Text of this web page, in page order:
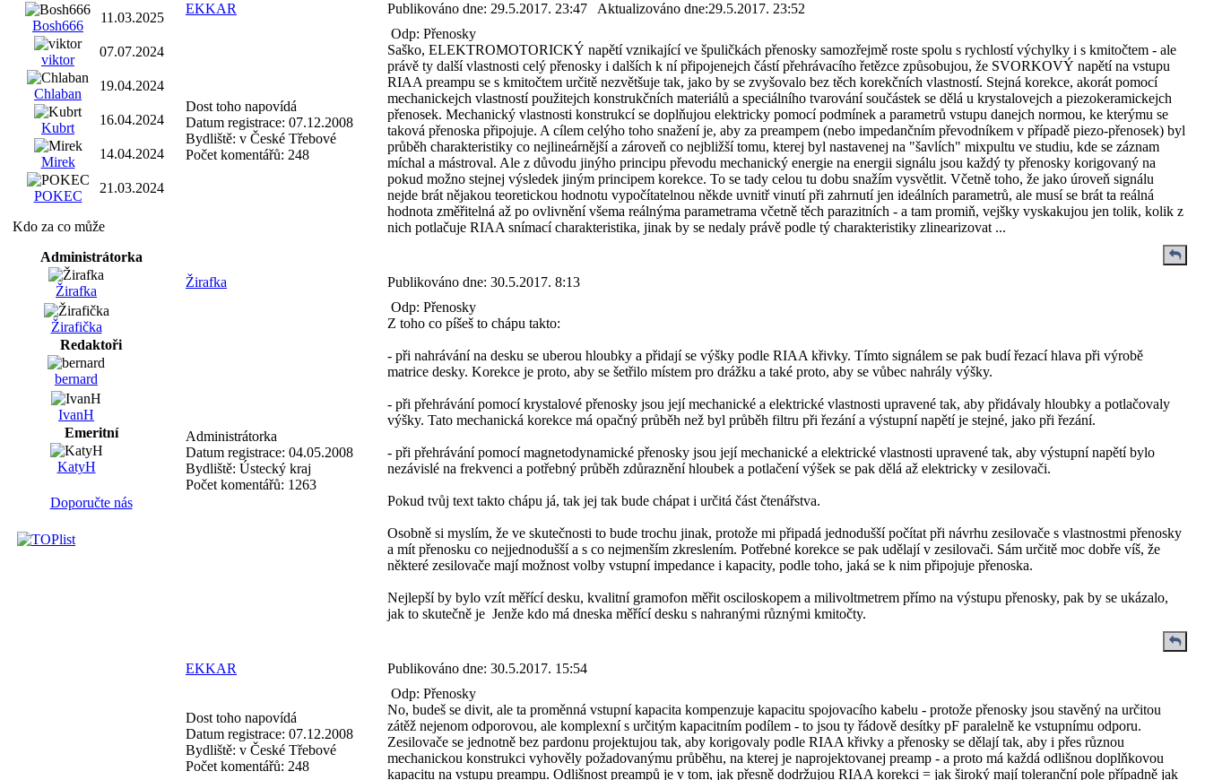
Bosh666
11.03.2025
viktor
07.07.2024
Chlaban
19.04.2024
Kubrt
16.04.2024
Mirek
14.04.2024
POKEC
21.03.2024
Kdo za co může
Administrátorka
Žirafka
Žirafička
Redaktoři
bernard
IvanH
Emeritní
KatyH
Doporučte nás
EKKAR Publikováno dne: 29.5.2017. 23:47 Aktualizováno dne:29.5.2017. 23:52
Dost toho napovídá
Datum registrace: 07.12.2008
Bydliště: v České Třebové
Počet komentářů: 248
Odp: Přenosky
Saško, ELEKTROMOTORICKÝ napětí vznikající ve špuličkách přenosky samozřejmě roste spolu s rychlostí výchylky i s kmitočtem - ale
právě ty další vlastnosti celý přenosky i dalších k ní připojenejch částí přehrávacího řetězce způsobujou, že SVORKOVÝ napětí na vstupu
RIAA preampu se s kmitočtem určitě nezvětšuje tak, jako by se zvyšovalo bez těch korekčních vlastností. Stejná korekce, akorát pomocí
mechanickejch vlastností použitejch konstrukčních materiálů a speciálního tvarování součástek se dělá u krystalovejch a piezokeramickejch
přenosek. Mechanický vlastnosti konstrukcí se doplňujou elektricky pomocí podmínek a parametrů vstupu danejch normou, ke kterýmu se
taková přenoska připojuje. A cílem celýho toho snažení je, aby za preampem (nebo impedančním převodníkem v případě piezo-přenosek) byl
průběh charakteristiky co nejlineárnější a zároveň co nejbližší tomu, kterej byl nastavenej na "šavlích" mixpultu ve studiu, kde se záznam
míchal a mástroval. Ale z důvodu jinýho principu převodu mechanický energie na energii signálu jsou každý ty přenosky korigovaný na
pokud možno stejnej výsledek jiným principem korekce. To se tady celou tu dobu snažím vysvětlit. Včetně toho, že jako úroveň signálu
nejde brát nějakou teoretickou hodnotu vypočítatelnou někde uvnitř vinutí při zahrnutí jen ideálních parametrů, ale musí se brát ta reálná
hodnota změřitelná až po ovlivnění všema reálnýma parametrama včetně těch parazitních - a tam promiň, vejšky vyskakujou jen tolik, kolik z
nich potlačuje RIAA snímací charakteristika, jinak by se nedaly právě podle tý charakteristiky zlinearizovat ...
Žirafka Publikováno dne: 30.5.2017. 8:13
Administrátorka
Datum registrace: 04.05.2008
Bydliště: Ústecký kraj
Počet komentářů: 1263
Odp: Přenosky
Z toho co píšeš to chápu takto:
- při nahrávání na desku se uberou hloubky a přidají se výšky podle RIAA křivky. Tímto signálem se pak budí řezací hlava při výrobě
matrice desky. Korekce je proto, aby se šetřilo místem pro drážku a také proto, aby se vůbec nahrály výšky.
- při přehrávání pomocí krystalové přenosky jsou její mechanické a elektrické vlastnosti upravené tak, aby přidávaly hloubky a potlačovaly
výšky. Tato mechanická korekce má opačný průběh než byl průběh filtru při řezání a výstupní napětí je stejné, jako při řezání.
- při přehrávání pomocí magnetodynamické přenosky jsou její mechanické a elektrické vlastnosti upravené tak, aby výstupní napětí bylo
nezávislé na frekvenci a potřebný průběh zdůraznění hloubek a potlačení výšek se pak dělá až elektricky v zesilovači.
Pokud tvůj text takto chápu já, tak jej tak bude chápat i určitá část čtenářstva.
Osobně si myslím, že ve skutečnosti to bude trochu jinak, protože mi připadá jednodušší počítat při návrhu zesilovače s vlastnostmi přenosky
a mít přenosku co nejjednodušší a s co nejmenším zkreslením. Potřebné korekce se pak udělají v zesilovači. Sám určitě moc dobře víš, že
některé zesilovače mají možnost volby vstupní impedance i kapacity, podle toho, jaká se k nim připojuje přenoska.
Nejlepší by bylo vzít měřící desku, kvalitní gramofon měřit osciloskopem a milivoltmetrem přímo na výstupu přenosky, pak by se ukázalo,
jak to skutečně je Jenže kdo má dneska měřící desku s nahranými různými kmitočty.
EKKAR Publikováno dne: 30.5.2017. 15:54
Dost toho napovídá
Datum registrace: 07.12.2008
Bydliště: v České Třebové
Počet komentářů: 248
Odp: Přenosky
No, budeš se divit, ale ta proměnná vstupní kapacita kompenzuje kapacitu spojovacího kabelu - protože přenosky jsou stavěný na určitou
zátěž nejenom odporovou, ale komplexní s určitým kapacitním podílem - to jsou ty řádově desítky pF paralelně ke vstupnímu odporu.
Zesilovače se jednotně bez pardonu projektujou tak, aby korigovaly podle RIAA křivky a přenosky se dělají tak, aby i přes různou
mechanickou konstrukci vyhověly požadovanýmu průběhu, na kterej je naprojektovanej preamp - a proto má každá odlišnou doplňkovou
kapacitu na vstupu preampu. Odlišnost preampů je v tom, jak přesně dodržujou RIAA korekci = jak široký mají toleranční pole případně jak